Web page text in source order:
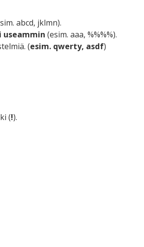
abcd, jklmn).
(esim. aaa, %%%%).
(esim. qwerty, asdf)
(!).